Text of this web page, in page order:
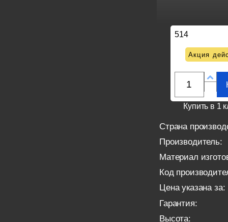
514
Акция
Купить в 1
Страна
Производитель:
Материал
Код
Цена указана за:
Гарантия:
Высота: